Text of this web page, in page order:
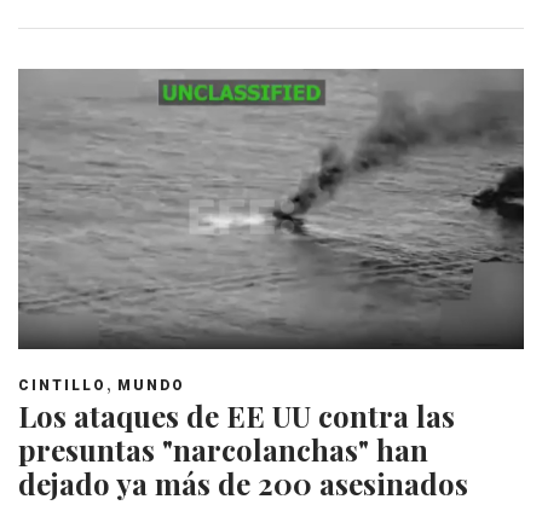
CINTILLO , MUNDO
Los ataques de EE UU contra las
presuntas "narcolanchas" han
dejado ya más de 200 asesinados